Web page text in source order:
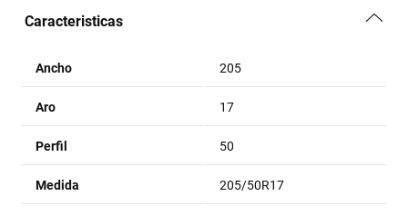
Caracteristicas
Ancho 205
Aro 17
Perfil 50
Medida 205/50R17